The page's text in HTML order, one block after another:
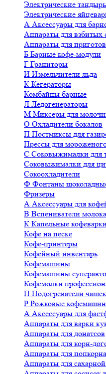
Электрические
Электрические
А Аксессуары для
Аппараты для взбитых
Аппараты для
Б Барные кофе-модули
Г Граниторы
И Измельчители льда
К Кегераторы
Комбайны барные
Л Ледогенераторы
М Миксеры для
О Охладители бокалов
П Постмиксы для
Прессы для
С Соковыжималки для
Соковыжималки для
Сокоохладители
Ф Фонтаны
Фризеры
А Аксессуары для
В Вспениватели молока
К Капельные
Кофе на песке
Кофе-принтеры
Кофейный инвентарь
Кофемашины
Кофемашины
Кофемолки
П Подогреватели чашек
Р Рожковые
А Аксессуары для
Аппараты для варки
Аппараты для донатсов
Аппараты для корн-
Аппараты для попкорна
Аппараты для